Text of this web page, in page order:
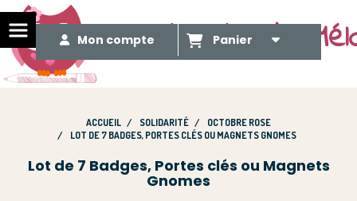
Le Méli Mélo de
Mon compte Panier
ACCUEIL SOLIDARITÉ
OCTOBRE ROSE
LOT DE 7 BADGES, PORTES CLÉS OU MAGNETS GNOMES
Lot de 7 Badges, Portes clés ou Magnets
Gnomes